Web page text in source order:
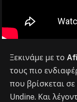
Ξεκινάμε με το
τους πιο
που βρίσκεται σε
Undine. Και